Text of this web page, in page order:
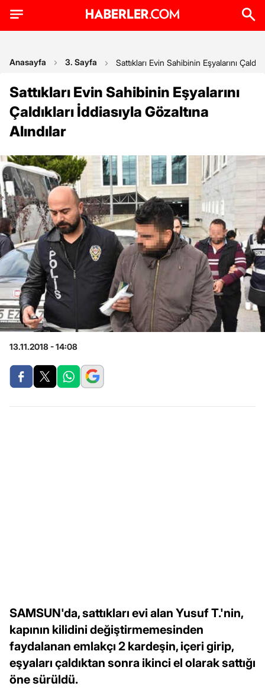
Anasayfa 3. Sayfa Sattıkları Evin Sahibinin Eşyalarını
Sattıkları Evin Sahibinin Eşyalarını
Çaldıkları İddiasıyla Gözaltına
Alındılar
13.11.2018 - 14:08
SAMSUN'da, sattıkları evi alan Yusuf T.'nin,
kapının kilidini değiştirmemesinden
faydalanan emlakçı 2 kardeşin, içeri girip,
eşyaları çaldıktan sonra ikinci el olarak sattığı
öne sürüldü.